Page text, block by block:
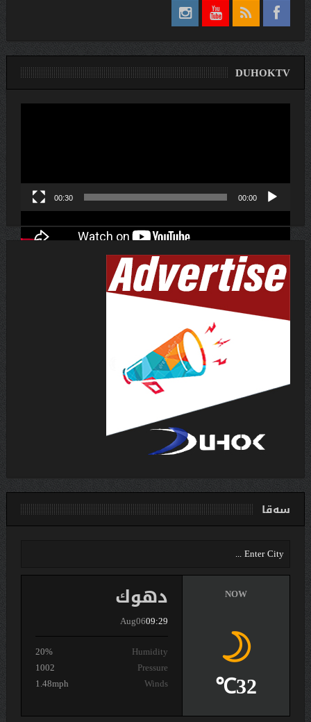
DUHOKTV
00:00
00:30
سەقا
دهوك
Aug0609:29
Humidity
20%
Pressure
1002
Winds
1.48mph
NOW
32℃